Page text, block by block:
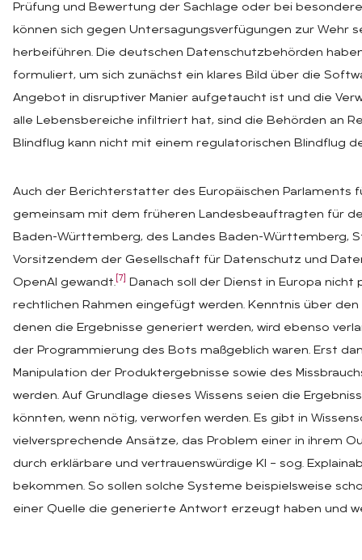
Prüfung und Bewertung der Sachlage oder bei
können sich gegen Untersagungsverfügungen zur Wehr
herbeiführen. Die deutschen Datenschutzbehörden
formuliert, um sich zunächst ein klares Bild über die
Angebot in disruptiver Manier aufgetaucht ist und die
alle Lebensbereiche infiltriert hat, sind die Behörden an
Blindflug kann nicht mit einem regulatorischen Blindflug
Auch der Berichterstatter des Europäischen Parlaments
gemeinsam mit dem früheren Landesbeauftragten für
Baden-Württemberg, des Landes Baden-Württemberg,
Vorsitzendem der Gesellschaft für Datenschutz und
OpenAI gewandt. [7]
Danach soll der Dienst in Europa
rechtlichen Rahmen eingefügt werden. Kenntnis über
denen die Ergebnisse generiert werden, wird ebenso
der Programmierung des Bots maßgeblich waren. Erst
Manipulation der Produktergebnisse sowie des
werden. Auf Grundlage dieses Wissens seien die
könnten, wenn nötig, verworfen werden. Es gibt in
vielversprechende Ansätze, das Problem einer in ihrem
durch erklärbare und vertrauenswürdige KI – sog.
bekommen. So sollen solche Systeme beispielsweise
einer Quelle die generierte Antwort erzeugt haben und